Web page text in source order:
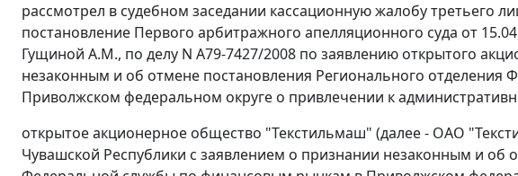
рассмотрел в судебном заседании кассационную жалобу третьего
постановление Первого арбитражного апелляционного суда от
Гущиной А.М., по делу N А79-7427/2008 по заявлению открытого
незаконным и об отмене постановления Регионального
Приволжском федеральном округе о привлечении к
открытое акционерное общество "Текстильмаш" (далее - ОАО
Чувашской Республики с заявлением о признании незаконным и об